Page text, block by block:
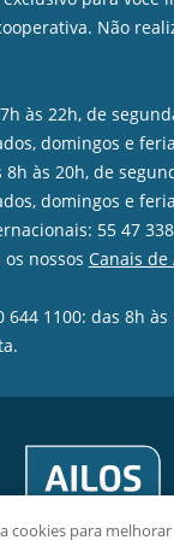
Não
às 22h, de
domingos e
às 20h, de
domingos e
55 47
nossos Canais
644 1100: das 8h às
cookies para